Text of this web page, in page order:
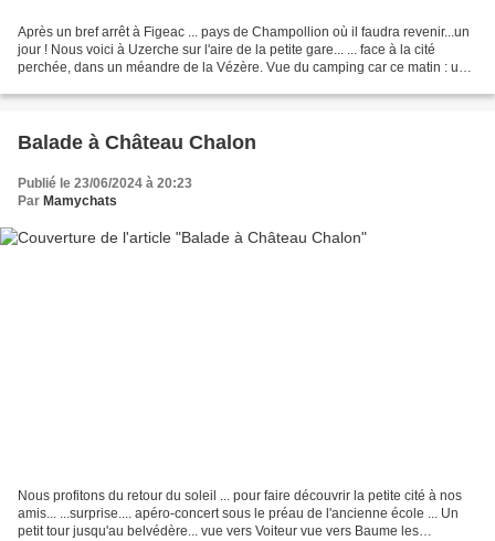
Après un bref arrêt à Figeac ... pays de Champollion où il faudra revenir...un
jour ! Nous voici à Uzerche sur l'aire de la petite gare... ... face à la cité
perchée, dans un méandre de la Vézère. Vue du camping car ce matin : un
Balade à Château Chalon
Publié le 23/06/2024 à 20:23
Par Mamychats
Nous profitons du retour du soleil ... pour faire découvrir la petite cité à nos
amis... ...surprise.... apéro-concert sous le préau de l'ancienne école ... Un
petit tour jusqu'au belvédère... vue vers Voiteur vue vers Baume les